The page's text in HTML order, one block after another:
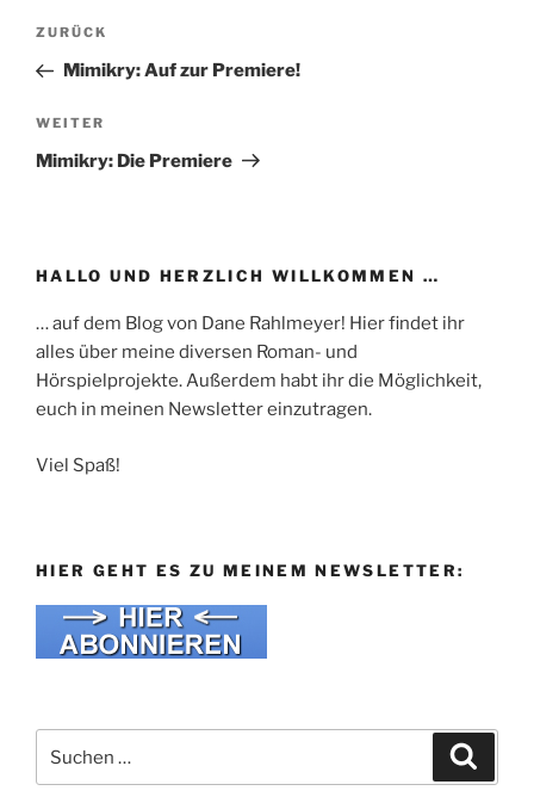
Beitragsnavigation
Vorheriger
Beitrag
ZURÜCK
Mimikry: Auf zur Premiere!
Nächster
Beitrag
WEITER
Mimikry: Die Premiere
HALLO UND HERZLICH WILLKOMMEN …
… auf dem Blog von Dane Rahlmeyer! Hier findet ihr
alles über meine diversen Roman- und
Hörspielprojekte. Außerdem habt ihr die Möglichkeit,
euch in meinen Newsletter einzutragen.
Viel Spaß!
HIER GEHT ES ZU MEINEM NEWSLETTER:
nach: